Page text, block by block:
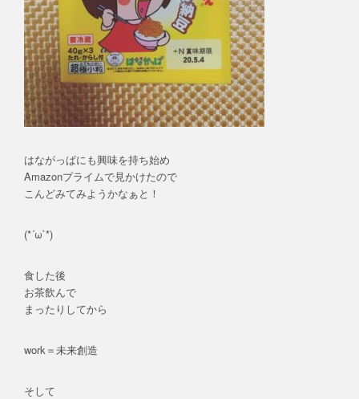
はながっぱにも興味を持ち始め
Amazonプライムで見かけたので
こんどみてみようかなぁと！
(*´ω`*)
食した後
お茶飲んで
まったりしてから
work＝未来創造
そして